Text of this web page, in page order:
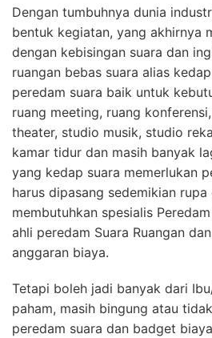
Dengan tumbuhnya dunia
bentuk kegiatan, yang akhirnya
dengan kebisingan suara dan
ruangan bebas suara alias
peredam suara baik untuk
ruang meeting, ruang
theater, studio musik, studio
kamar tidur dan masih banyak
yang kedap suara memerlukan
harus dipasang sedemikian rupa
membutuhkan spesialis
ahli peredam Suara Ruangan
anggaran biaya.
Tetapi boleh jadi banyak dari
paham, masih bingung atau
peredam suara dan badget